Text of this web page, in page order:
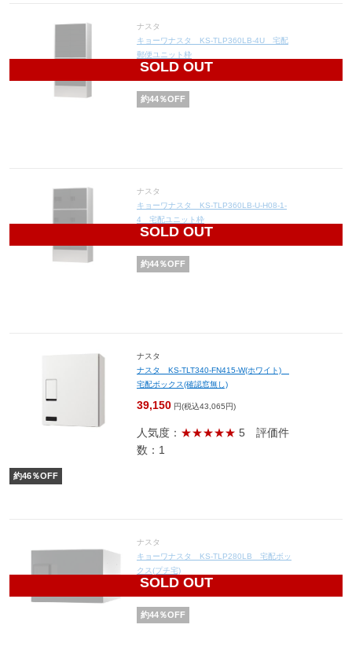
SOLD OUT
ナスタ
キョーワナスタ KS-TLP360LB-4U 宅配
郵便ユニット枠
59,920
約44％OFF
SOLD OUT
ナスタ
キョーワナスタ KS-TLP360LB-U-H08-1-
4 宅配ユニット枠
47,600
約44％OFF
ナスタ
ナスタ KS-TLT340-FN415-W(ホワイト)
宅配ボックス(確認窓無し)
39,150 円(税込43,065円)
人気度： ★★★★★ 5 評価件
数：1
約46％OFF
SOLD OUT
ナスタ
キョーワナスタ KS-TLP280LB 宅配ボッ
クス(プチ宅)
26,320
約44％OFF